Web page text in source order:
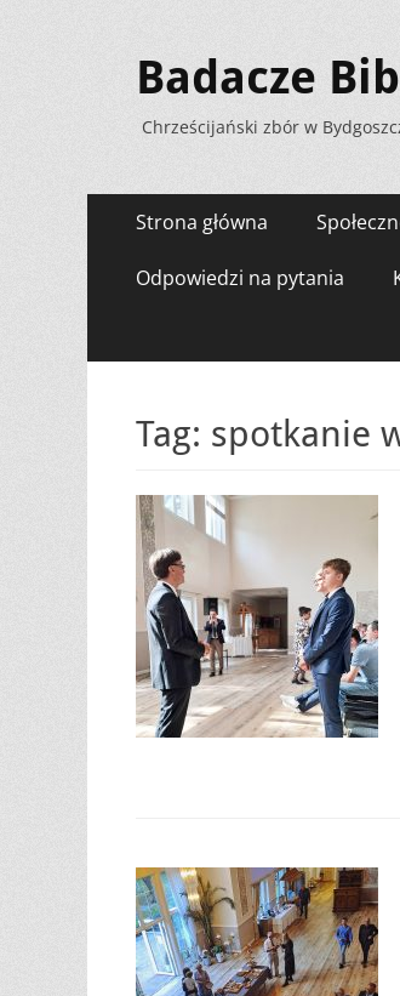
Badacze
Chrześcijański zbór w
Menu
zawartości
Strona główna
Odpowiedzi na pytania
Tag: spotkanie